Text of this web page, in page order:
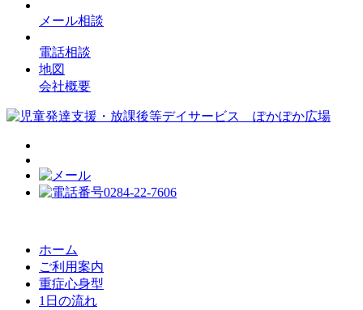
メール相談
電話相談
地図
会社概要
ホーム
ご利用案内
重症心身型
1日の流れ